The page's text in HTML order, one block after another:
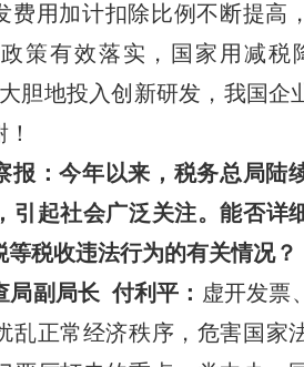
费用加计扣除比例不断提高
策有效落实，国家用减税
胆地投入创新研发，我国企
报：今年以来，税务总局陆
引起社会广泛关注。能否详
税收违法行为的有关情况？
局副局长 付利平： 虚开发票
乱正常经济秩序，危害国家